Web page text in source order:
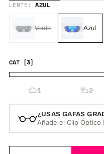
LENTE:AZUL
Verde Azul
CAT [3]
1 2
¿USAS GAFAS
Añade el Clip Óptico